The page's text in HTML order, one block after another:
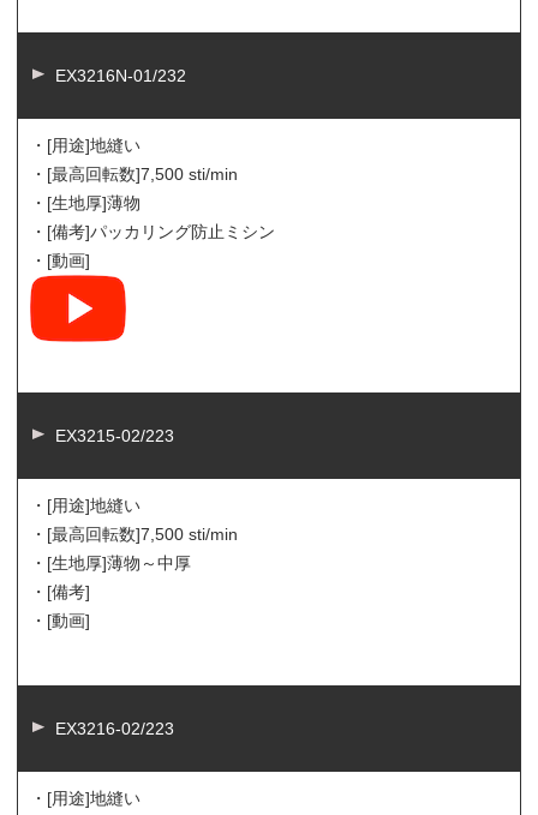
EX3216N-01/232
・[用途]地縫い
・[最高回転数]7,500 sti/min
・[生地厚]薄物
・[備考]パッカリング防止ミシン
・[動画]
EX3215-02/223
・[用途]地縫い
・[最高回転数]7,500 sti/min
・[生地厚]薄物～中厚
・[備考]
・[動画]
EX3216-02/223
・[用途]地縫い